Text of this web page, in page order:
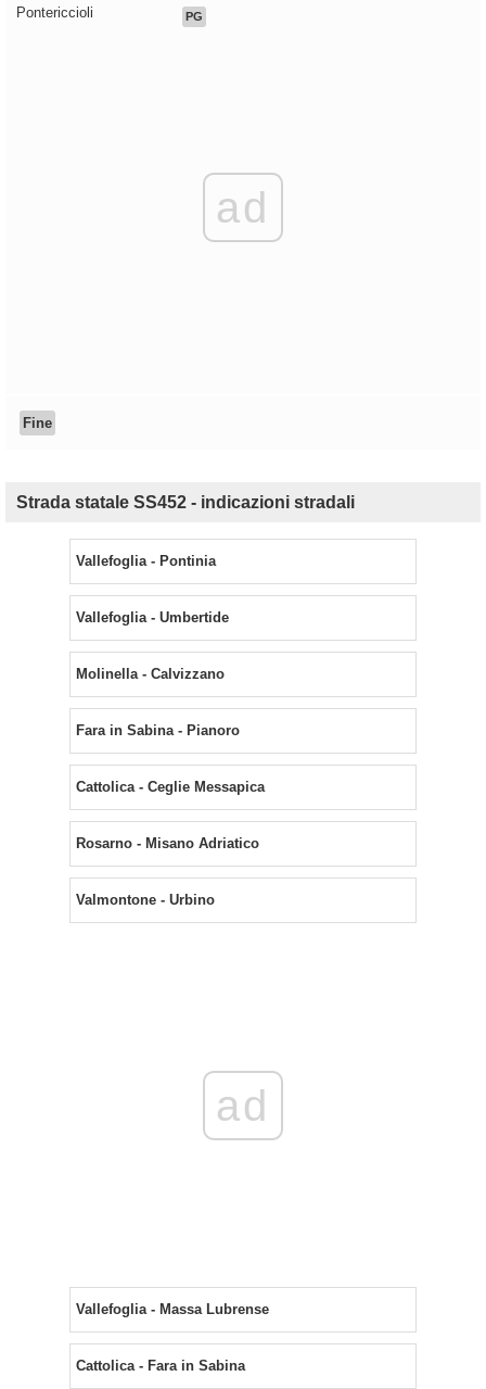
Pontericcioli PG
ad
Fine
Strada statale SS452 - indicazioni stradali
Vallefoglia - Pontinia
Vallefoglia - Umbertide
Molinella - Calvizzano
Fara in Sabina - Pianoro
Cattolica - Ceglie Messapica
Rosarno - Misano Adriatico
Valmontone - Urbino
ad
Vallefoglia - Massa Lubrense
Cattolica - Fara in Sabina